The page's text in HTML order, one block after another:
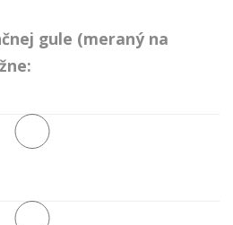
gule (meraný na